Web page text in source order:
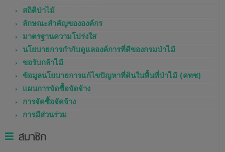
สถิติป่าไม้
ลักษณะสำคัญขององค์กร
มาตรฐานความโปร่งใส
นโยบายการกำกับดูแลองค์การที่ดีของกรมป่าไม้
ขอรับกล้าไม้
ข้อมูลนโยบายการแก้ไขปัญหาที่ดินในพื้นที่ป่าไม้ (คทช)
แผนการจัดซื้อจัดจ้าง
การจัดซื้อจัดจ้าง
การมีส่วนร่วม
สมาชิก